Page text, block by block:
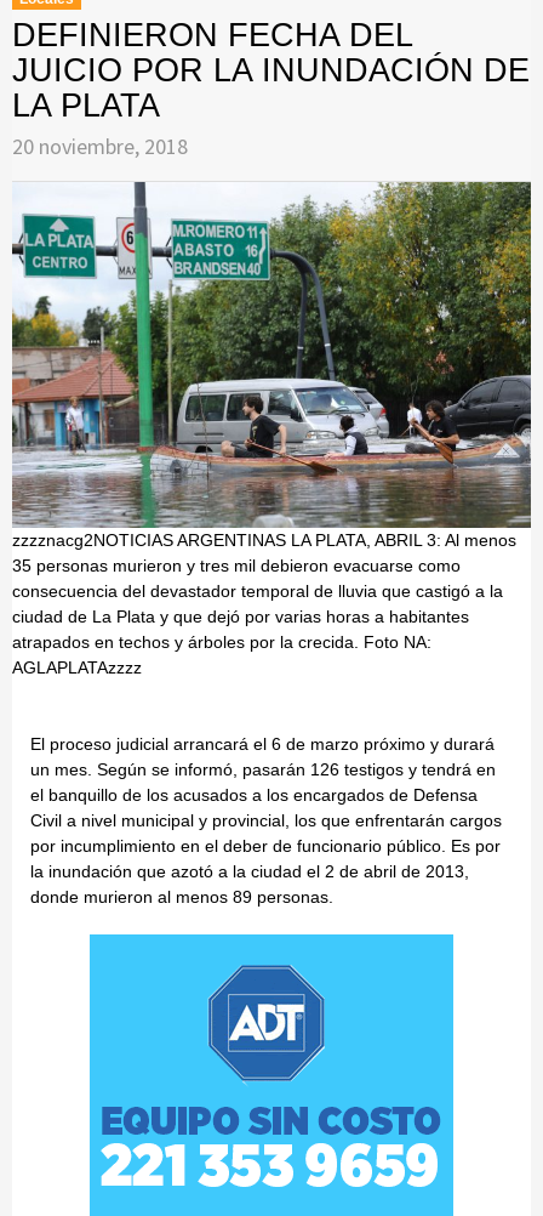
DEFINIERON FECHA DEL
JUICIO POR LA INUNDACIÓN DE
LA PLATA
20 noviembre, 2018
zzzznacg2NOTICIAS ARGENTINAS LA PLATA, ABRIL 3: Al menos
35 personas murieron y tres mil debieron evacuarse como
consecuencia del devastador temporal de lluvia que castigó a la
ciudad de La Plata y que dejó por varias horas a habitantes
atrapados en techos y árboles por la crecida. Foto NA:
AGLAPLATAzzzz
El proceso judicial arrancará el 6 de marzo próximo y durará
un mes. Según se informó, pasarán 126 testigos y tendrá en
el banquillo de los acusados a los encargados de Defensa
Civil a nivel municipal y provincial, los que enfrentarán cargos
por incumplimiento en el deber de funcionario público. Es por
la inundación que azotó a la ciudad el 2 de abril de 2013,
donde murieron al menos 89 personas.